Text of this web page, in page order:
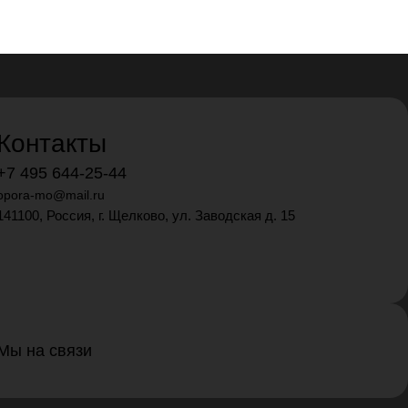
495 644-25-44
mo@mail.ru
Россия, г. Щелково, ул. Заводская д. 15
на связи